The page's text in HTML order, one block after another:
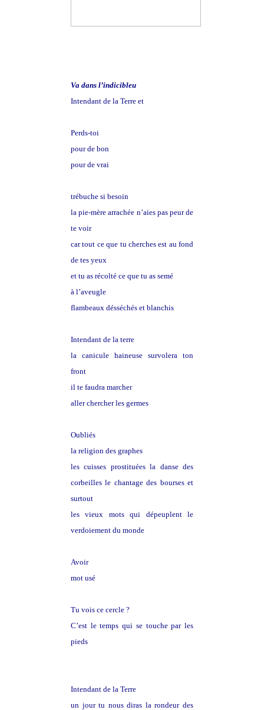
Va dans l’indicibleu
Intendant de la Terre et
Perds-toi
pour de bon
pour de vrai
trébuche si besoin
la pie-mère arrachée n’aies pas peur de
te voir
car tout ce que tu cherches est au fond
de tes yeux
et tu as récolté ce que tu as semé
à l’aveugle
flambeaux désséchés et blanchis
Intendant de la terre
la canicule haineuse survolera ton
front
il te faudra marcher
aller chercher les germes
Oubliés
la religion des graphes
les cuisses prostituées la danse des
corbeilles le chantage des bourses et
surtout
les vieux mots qui dépeuplent le
verdoiement du monde
Avoir
mot usé
Tu vois ce cercle ?
C’est le temps qui se touche par les
pieds
Intendant de la Terre
un jour tu nous diras la rondeur des